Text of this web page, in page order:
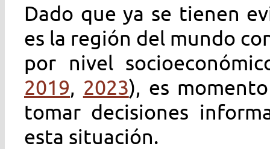
Dado que ya se tienen
es la región del mundo
por nivel
2019, 2023), es
tomar decisiones
esta situación.